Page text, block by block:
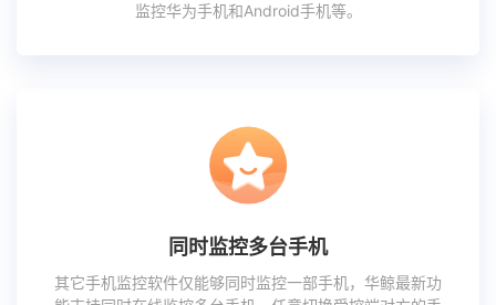
监控华为手机和Android手机等。
同时监控多台手机
其它手机监控软件仅能够同时监控一部手机，华鲸最新功